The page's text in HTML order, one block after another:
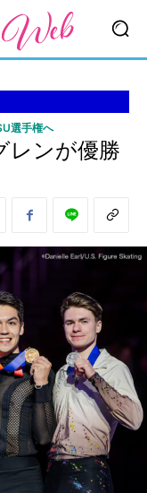
選手権へ
レンが優勝